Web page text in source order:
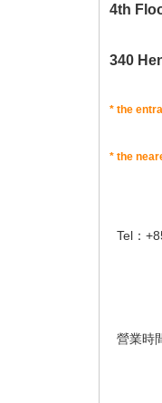
4th
340
* the
* the
Tel：
營業時